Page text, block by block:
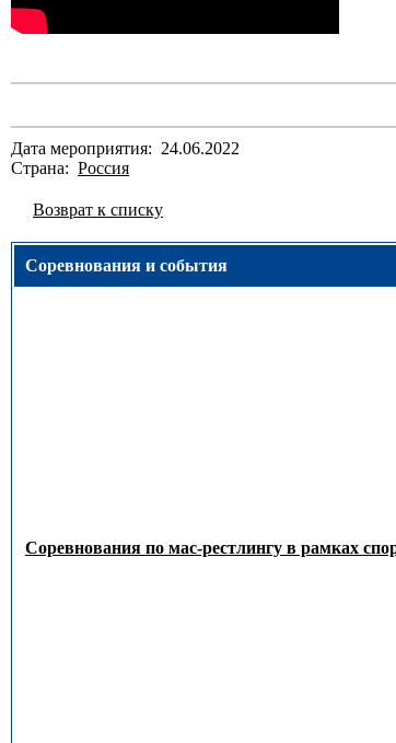
Дата мероприятия: 24.06.2022
Страна: Россия
Возврат к списку
Соревнования и события
Соревнования по мас-рестлингу в рамках